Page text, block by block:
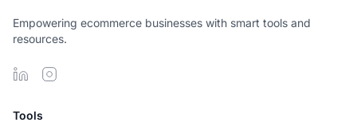
Empowering ecommerce businesses with smart tools and
resources.
Tools